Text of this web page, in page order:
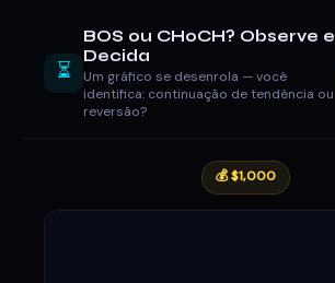
⏳
BOS ou CHoCH? Observe e
Decida
Um gráfico se desenrola — você
identifica: continuação de tendência ou
reversão?
💰 $1,000